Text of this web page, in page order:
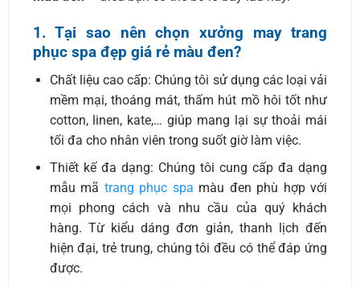
1. Tại sao nên chọn xưởng may trang
phục spa đẹp giá rẻ màu đen?
Chất liệu cao cấp: Chúng tôi sử dụng các loại vải
mềm mại, thoáng mát, thấm hút mồ hôi tốt như
cotton, linen, kate,… giúp mang lại sự thoải mái
tối đa cho nhân viên trong suốt giờ làm việc.
Thiết kế đa dạng: Chúng tôi cung cấp đa dạng
mẫu mã trang phục spa màu đen phù hợp với
mọi phong cách và nhu cầu của quý khách
hàng. Từ kiểu dáng đơn giản, thanh lịch đến
hiện đại, trẻ trung, chúng tôi đều có thể đáp ứng
được.